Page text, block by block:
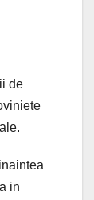
de
in